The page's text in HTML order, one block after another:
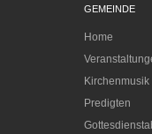
GEMEINDE
Home
Kirchenmusik
Predigten